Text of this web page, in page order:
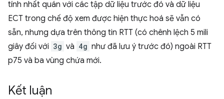
tính nhất quán với các tập dữ liệu trước đó và dữ liệu
ECT trong chế độ xem được hiện thực hoá sẽ vẫn có
sẵn, nhưng dựa trên thông tin RTT (có chênh lệch 5 mili
giây đối với 3g và 4g như đã lưu ý trước đó) ngoài RTT
p75 và ba vùng chứa mới.
Kết luận